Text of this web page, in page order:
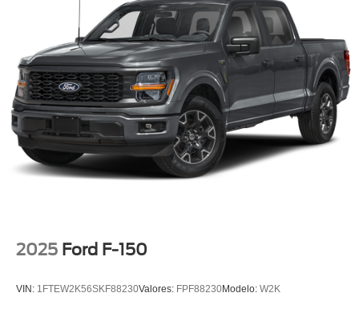
2025 Ford F-150
VIN: 1FTEW2K56SKF88230Valores: FPF88230Modelo: W2K